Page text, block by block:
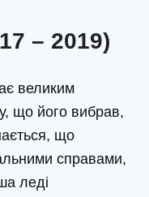
– 2019)
великим
що його вибрав,
що
справами,
леді